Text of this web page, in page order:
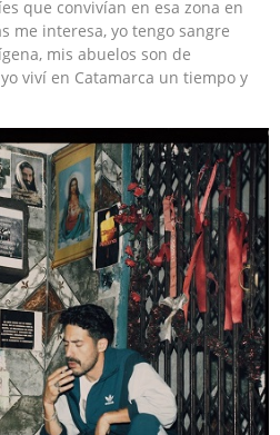
que convivían en esa zona en
me interesa, yo tengo sangre
mis abuelos son de
viví en Catamarca un tiempo y